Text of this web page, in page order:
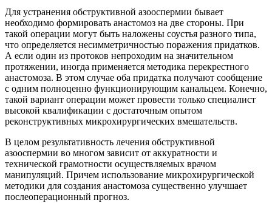
Для устранения обструктивной азооспермии бывает
необходимо формировать анастомоз на две стороны. При
такой операции могут быть наложены соустья разного типа,
что определяется несимметричностью поражения придатков.
А если один из протоков непроходим на значительном
протяжении, иногда применяется методика перекрестного
анастомоза. В этом случае оба придатка получают сообщение
с одним полноценно функционирующим канальцем. Конечно,
такой вариант операции может провести только специалист
высокой квалификации с достаточным опытом
реконструктивных микрохирургических вмешательств.
В целом результативность лечения обструктивной
азооспермии во многом зависит от аккуратности и
технической грамотности осуществляемых врачом
манипуляций. Причем использование микрохирургической
методики для создания анастомоза существенно улучшает
послеоперационный прогноз.